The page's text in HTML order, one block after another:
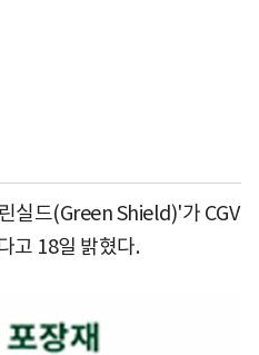
실드(Green Shield)'가 CGV
고 18일 밝혔다.